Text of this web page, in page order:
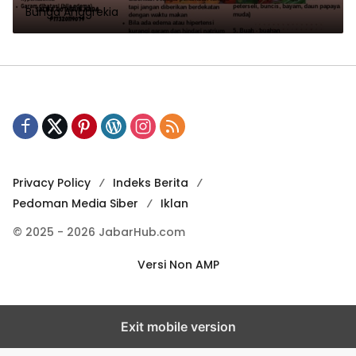
Bunga Anggrekia
Privacy Policy
Indeks Berita
Pedoman Media Siber
Iklan
© 2025 - 2026 JabarHub.com
Versi Non AMP
Exit mobile version